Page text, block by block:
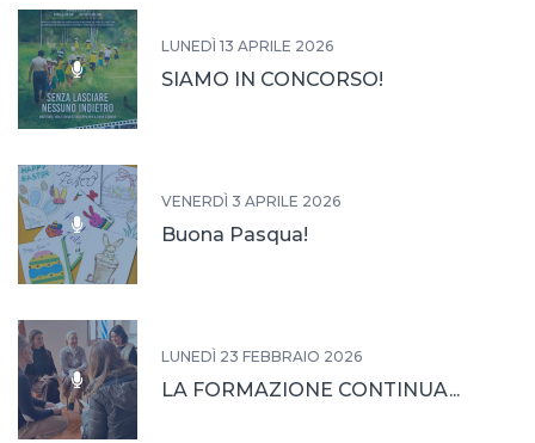
LUNEDÌ 13 APRILE 2026
SIAMO IN CONCORSO!
VENERDÌ 3 APRILE 2026
Buona Pasqua!
LUNEDÌ 23 FEBBRAIO 2026
LA FORMAZIONE CONTINUA...